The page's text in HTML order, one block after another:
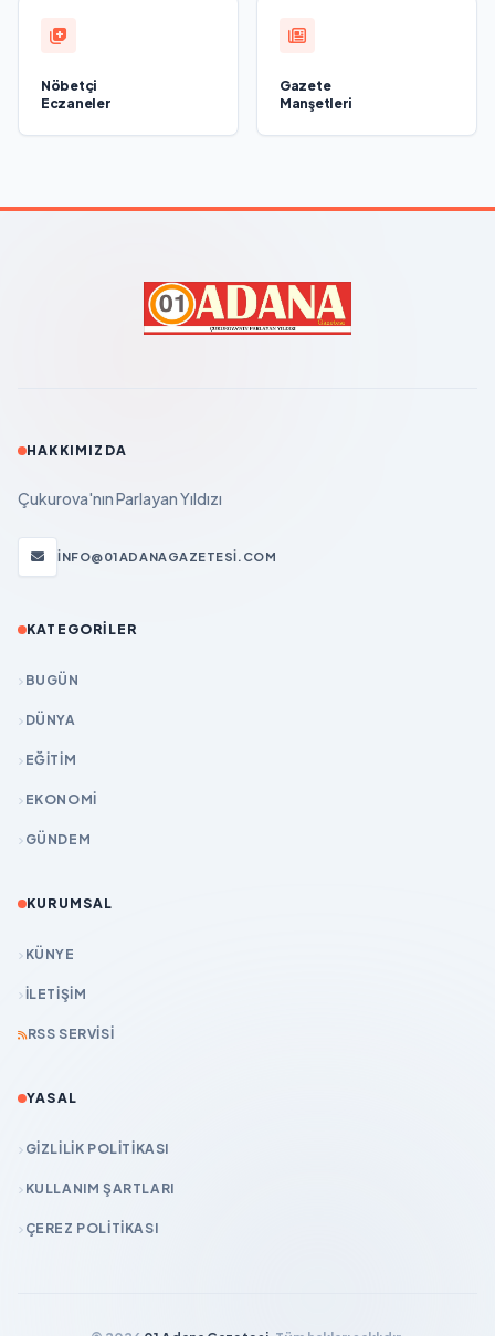
Nöbetçi
Eczaneler
Gazete
Manşetleri
HAKKIMIZDA
Çukurova'nın Parlayan Yıldızı
INFO@01ADANAGAZETESI.COM
KATEGORILER
BUGÜN
DÜNYA
EĞİTİM
EKONOMİ
GÜNDEM
KURUMSAL
KÜNYE
İLETIŞIM
RSS SERVISI
YASAL
GIZLILIK POLITIKASI
KULLANIM ŞARTLARI
ÇEREZ POLITIKASI